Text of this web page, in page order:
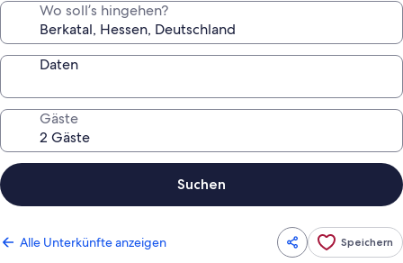
Wo soll’s hingehen?
Daten
Gäste
Suchen
Alle Unterkünfte anzeigen Speichern